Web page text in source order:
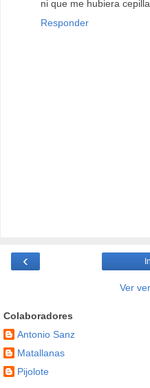
ni que me hubiera
Responder
‹
Ver
Colaboradores
Antonio Sanz
Matallanas
Pijolote